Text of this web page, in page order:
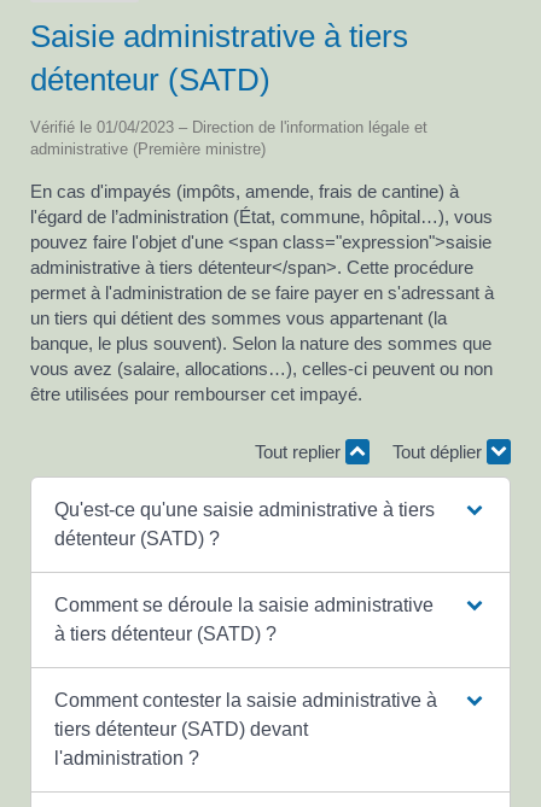
Saisie administrative à tiers
détenteur (SATD)
Vérifié le 01/04/2023 – Direction de l'information légale et
administrative (Première ministre)
En cas d'impayés (impôts, amende, frais de cantine) à
l'égard de l’administration (État, commune, hôpital…), vous
pouvez faire l'objet d'une <span class="expression">saisie
administrative à tiers détenteur</span>. Cette procédure
permet à l'administration de se faire payer en s'adressant à
un tiers qui détient des sommes vous appartenant (la
banque, le plus souvent). Selon la nature des sommes que
vous avez (salaire, allocations…), celles-ci peuvent ou non
être utilisées pour rembourser cet impayé.
Tout replier Tout déplier
Qu'est-ce qu'une saisie administrative à tiers
détenteur (SATD) ?
Comment se déroule la saisie administrative
à tiers détenteur (SATD) ?
Comment contester la saisie administrative à
tiers détenteur (SATD) devant
l'administration ?